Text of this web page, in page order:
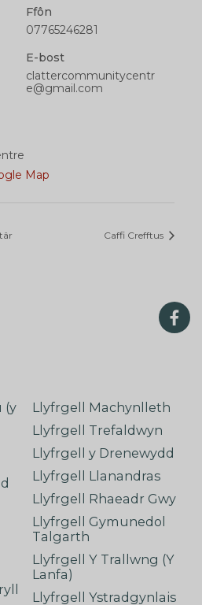
Map
Ffôn
07765246281
E-bost
clattercommunitycentr
e@gmail.com
Caffi Crefftus
(y
Llyfrgell Machynlleth
Llyfrgell Trefaldwyn
Llyfrgell y Drenewydd
Llyfrgell Llanandras
Llyfrgell Rhaeadr Gwy
Llyfrgell Gymunedol
Talgarth
Llyfrgell Y Trallwng (Y
Lanfa)
Llyfrgell Ystradgynlais